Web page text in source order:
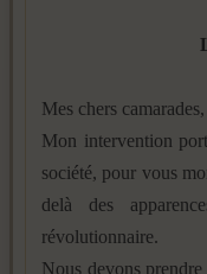
Mes chers
Mon intervention
société, pour vous
delà des
révolutionnaire.
Nous devons